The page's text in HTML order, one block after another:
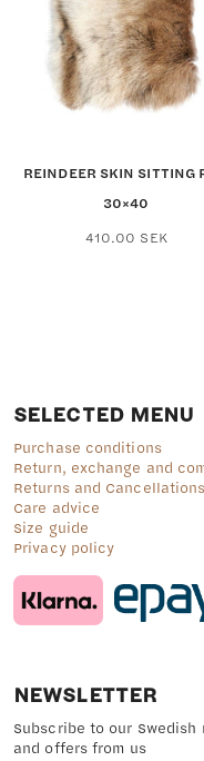
REINDEER SKIN SITTING
30×40
410.00 SEK
SELECTED MENU
Purchase conditions
Return, exchange and
Returns and Cancellations
Care advice
Size guide
Privacy policy
NEWSLETTER
Subscribe to our
and offers from us